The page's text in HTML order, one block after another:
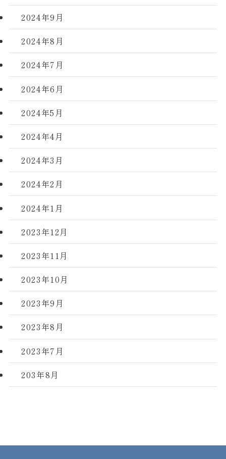
2024年9月
2024年8月
2024年7月
2024年6月
2024年5月
2024年4月
2024年3月
2024年2月
2024年1月
2023年12月
2023年11月
2023年10月
2023年9月
2023年8月
2023年7月
203年8月